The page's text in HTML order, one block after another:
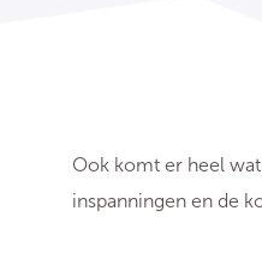
Ook komt er heel
inspanningen en de